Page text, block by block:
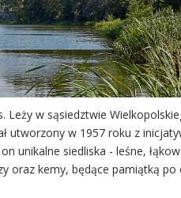
Leży w sąsiedztwie
utworzony w 1957 roku z
unikalne siedliska - leśne,
oraz kemy, będące pamiątką po